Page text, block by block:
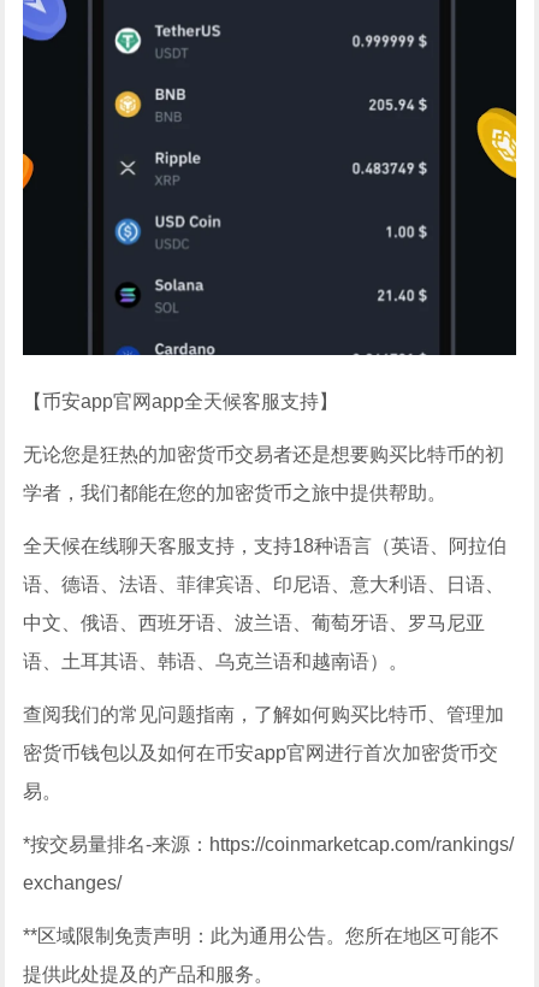
【币安app官网app全天候客服支持】
无论您是狂热的加密货币交易者还是想要购买比特币的初
学者，我们都能在您的加密货币之旅中提供帮助。
全天候在线聊天客服支持，支持18种语言（英语、阿拉伯
语、德语、法语、菲律宾语、印尼语、意大利语、日语、
中文、俄语、西班牙语、波兰语、葡萄牙语、罗马尼亚
语、土耳其语、韩语、乌克兰语和越南语）。
查阅我们的常见问题指南，了解如何购买比特币、管理加
密货币钱包以及如何在币安app官网进行首次加密货币交
易。
*按交易量排名-来源：https://coinmarketcap.com/rankings/
exchanges/
**区域限制免责声明：此为通用公告。您所在地区可能不
提供此处提及的产品和服务。